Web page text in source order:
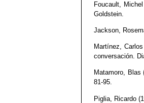
Foucault,
Goldstein.
Jackson,
Martínez,
conversación.
Matamoro, Blas
81-95.
Piglia, Ricardo